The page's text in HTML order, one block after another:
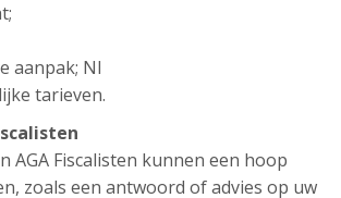
aanpak; Nl
tarieven.
AGA Fiscalisten kunnen een hoop
zoals een antwoord of advies op uw